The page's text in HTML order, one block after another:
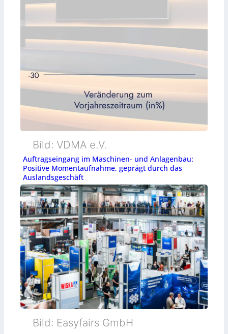
Bild: VDMA e.V.
Auftragseingang im Maschinen- und Anlagenbau:
Positive Momentaufnahme, geprägt durch das
Auslandsgeschäft
Bild: Easyfairs GmbH